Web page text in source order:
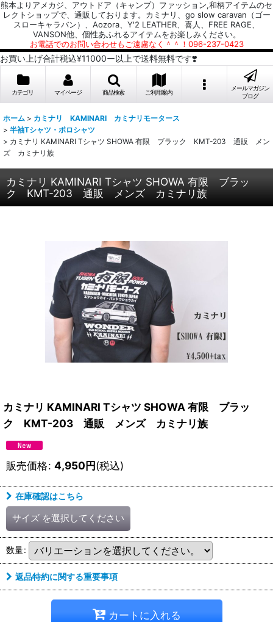
熊本よりアメカジ、アウトドア（キャンプ）ファッション,和柄アイテムのセ
レクトショップで、通販しております。カミナリ、go slow caravan（ゴー
スローキャラバン）、Aozora、Y'2 LEATHER、喜人、FREE RAGE、
VANSON他、個性あふれるアイテムをお楽しみください。
お電話でのお問い合わせもご遠慮なく＾＾！096-237-0423
お買い上げ合計税込¥11000ー以上で送料無料です❣️
カテゴリ マイページ 商品検索 ご利用案内
メールマガジン
ブログ
ホーム > カミナリ KAMINARI カミナリモータース
> 半袖Tシャツ・ポロシャツ
> カミナリ KAMINARI Tシャツ SHOWA 有限 ブラック KMT-203 通販 メン
ズ カミナリ族
カミナリ KAMINARI Tシャツ SHOWA 有限 ブラッ
ク KMT-203 通販 メンズ カミナリ族
カミナリ KAMINARI Tシャツ SHOWA 有限 ブラッ
ク KMT-203 通販 メンズ カミナリ族
販売価格: 4,950円(税込)
在庫確認はこちら
サイズ を選択してください
数量:
返品特約に関する重要事項
カートに入れる